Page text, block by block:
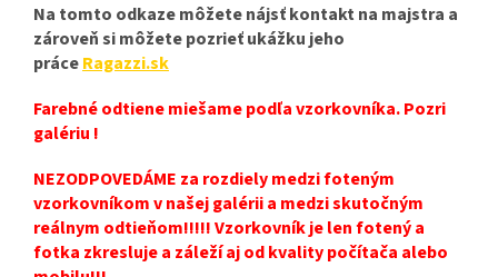
Na tomto odkaze môžete nájsť kontakt na majstra a
zároveň si môžete pozrieť ukážku jeho
práceRagazzi.sk
Farebné odtiene miešame podľa vzorkovníka. Pozri
galériu !
NEZODPOVEDÁME za rozdiely medzi foteným
vzorkovníkom v našej galérii a medzi skutočným
reálnym odtieňom!!!!! Vzorkovník je len fotený a
fotka zkresluje a záleží aj od kvality počítača alebo